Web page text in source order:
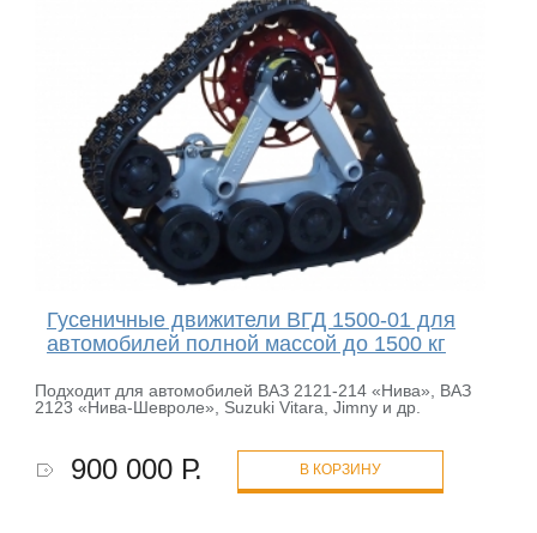
Гусеничные движители ВГД 1500-01 для
автомобилей полной массой до 1500 кг
Подходит для автомобилей ВАЗ 2121-214 «Нива», ВАЗ
2123 «Нива-Шевроле», Suzuki Vitara, Jimny и др.
900 000 Р. В КОРЗИНУ